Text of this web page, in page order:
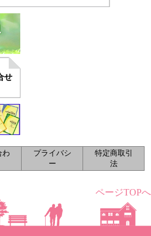
せ
ページTOPへ
わ
プライバシ
ー
特定商取引
法